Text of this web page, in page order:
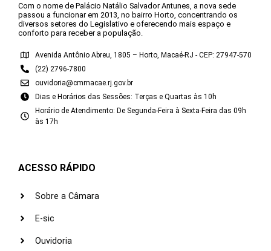
Com o nome de Palácio Natálio Salvador Antunes, a nova sede
passou a funcionar em 2013, no bairro Horto, concentrando os
diversos setores do Legislativo e oferecendo mais espaço e
conforto para receber a população.
Avenida Antônio Abreu, 1805 – Horto, Macaé-RJ - CEP: 27947-570
(22) 2796-7800
ouvidoria@cmmacae.rj.gov.br
Dias e Horários das Sessões: Terças e Quartas às 10h
Horário de Atendimento: De Segunda-Feira à Sexta-Feira das 09h
às 17h
ACESSO RÁPIDO
Sobre a Câmara
E-sic
Ouvidoria